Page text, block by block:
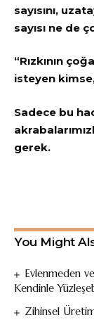
sayısını,
sayısı ne de
“Rızkının
isteyen
Sadece bu
gerek.
You Might
Evlenmeden
Kendinle
Zihinsel